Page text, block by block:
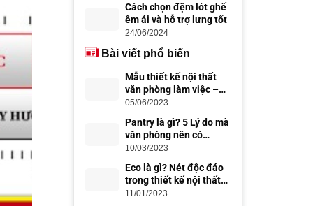
Cách chọn đệm lót ghế
êm ái và hỗ trợ lưng tốt
24/06/2024
Bài viết phổ biến
Mẫu thiết kế nội thất
văn phòng làm việc –
thiết kế văn phòng đẹp,
05/06/2023
Pantry là gì? 5 Lý do mà
văn phòng nên có
Office Pantry
10/03/2023
Eco là gì? Nét độc đáo
trong thiết kế nội thất
Eco
11/01/2023